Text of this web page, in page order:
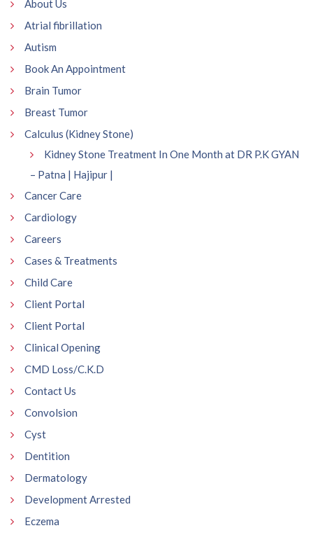
About Us
Atrial fibrillation
Autism
Book An Appointment
Brain Tumor
Breast Tumor
Calculus (Kidney Stone)
Kidney Stone Treatment In One Month at DR P.K GYAN
– Patna | Hajipur |
Cancer Care
Cardiology
Careers
Cases & Treatments
Child Care
Client Portal
Client Portal
Clinical Opening
CMD Loss/C.K.D
Contact Us
Convolsion
Cyst
Dentition
Dermatology
Development Arrested
Eczema